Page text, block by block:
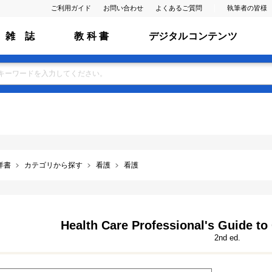
ご利用ガイド お問い合わせ よくあるご質問 執筆者の皆様
雑 誌 教 科 書 デジタルコンテンツ
書 カテゴリから探す 看護 看護
Health Care Professional's Guide
2nd ed.